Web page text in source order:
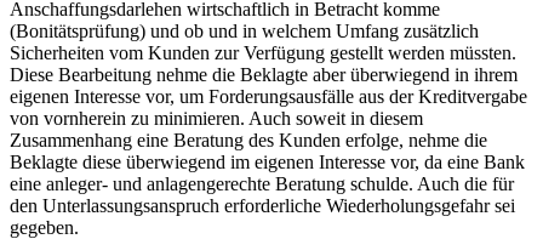
Anschaffungsdarlehen wirtschaftlich in Betracht komme
(Bonitätsprüfung) und ob und in welchem Umfang zusätzlich
Sicherheiten vom Kunden zur Verfügung gestellt werden müssten.
Diese Bearbeitung nehme die Beklagte aber überwiegend in ihrem
eigenen Interesse vor, um Forderungsausfälle aus der Kreditvergabe
von vornherein zu minimieren. Auch soweit in diesem
Zusammenhang eine Beratung des Kunden erfolge, nehme die
Beklagte diese überwiegend im eigenen Interesse vor, da eine Bank
eine anleger- und anlagengerechte Beratung schulde. Auch die für
den Unterlassungsanspruch erforderliche Wiederholungsgefahr sei
gegeben.